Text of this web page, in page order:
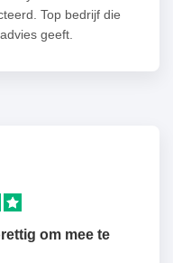
Top bedrijf die
geeft.
om mee te